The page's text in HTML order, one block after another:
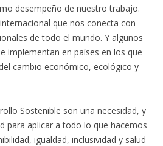
desempeño de nuestro trabajo.
que nos conecta con
de todo el mundo. Y algunos
implementan en países en los que
cambio económico, ecológico y
Sostenible son una necesidad, y
para aplicar a todo lo que hacemos
igualdad, inclusividad y salud